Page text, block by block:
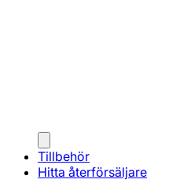
Tillbehör
Hitta återförsäljare